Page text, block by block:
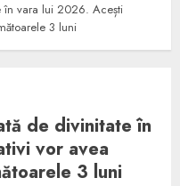
în vara lui 2026. Acești
3 luni
de divinitate în
vor avea
3 luni